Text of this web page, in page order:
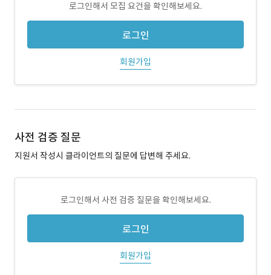
로그인해서 모집 요건을 확인해보세요.
로그인
회원가입
사전 검증 질문
지원서 작성시 클라이언트의 질문에 답변해 주세요.
로그인해서 사전 검증 질문을 확인해보세요.
로그인
회원가입